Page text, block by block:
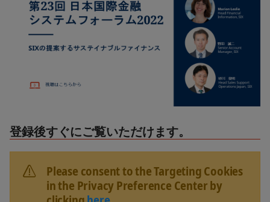
登録後すぐにご覧いただけます。
Please consent to the Targeting Cookies
in the Privacy Preference Center by